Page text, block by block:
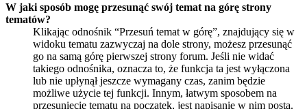
W jaki sposób mogę przesunąć swój temat na górę strony
tematów?
Klikając odnośnik “Przesuń temat w górę”, znajdujący się w
widoku tematu zazwyczaj na dole strony, możesz przesunąć
go na samą górę pierwszej strony forum. Jeśli nie widać
takiego odnośnika, oznacza to, że funkcja ta jest wyłączona
lub nie upłynął jeszcze wymagany czas, zanim będzie
możliwe użycie tej funkcji. Innym, łatwym sposobem na
przesunięcie tematu na początek, jest napisanie w nim posta.